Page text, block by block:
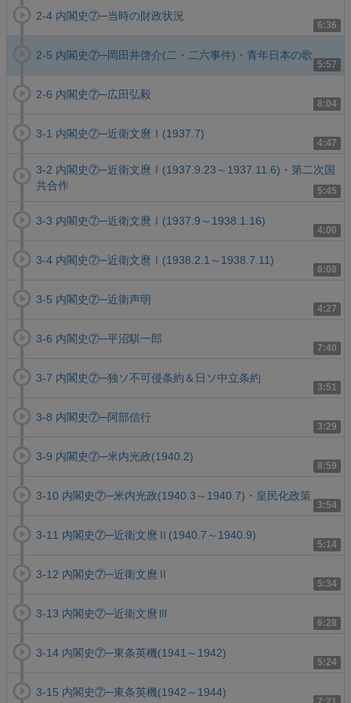
6:36
2-4 内閣史⑦─当時の財政状況
5:57
2-5 内閣史⑦─岡田井啓介(二・二六事件)・青年日本の歌
8:04
2-6 内閣史⑦─広田弘毅
4:47
3-1 内閣史⑦─近衛文麿Ⅰ(1937.7)
5:45
3-2 内閣史⑦─近衛文麿Ⅰ(1937.9.23～1937.11.6)・第二次国
共合作
4:00
3-3 内閣史⑦─近衛文麿Ⅰ(1937.9～1938.1.16)
6:08
3-4 内閣史⑦─近衛文麿Ⅰ(1938.2.1～1938.7.11)
4:27
3-5 内閣史⑦─近衛声明
7:40
3-6 内閣史⑦─平沼騏一郎
3:51
3-7 内閣史⑦─独ソ不可侵条約＆日ソ中立条約
3:29
3-8 内閣史⑦─阿部信行
8:59
3-9 内閣史⑦─米内光政(1940.2)
3:54
3-10 内閣史⑦─米内光政(1940.3～1940.7)・皇民化政策
5:14
3-11 内閣史⑦─近衛文麿Ⅱ(1940.7～1940.9)
5:34
3-12 内閣史⑦─近衛文麿Ⅱ
6:28
3-13 内閣史⑦─近衛文麿Ⅲ
5:24
3-14 内閣史⑦─東条英機(1941～1942)
3-15 内閣史⑦─東条英機(1942～1944)